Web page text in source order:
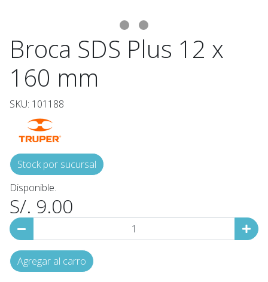
Broca SDS Plus 12 x
160 mm
SKU: 101188
Stock por sucursal
Disponible.
S/. 9.00
Agregar al carro